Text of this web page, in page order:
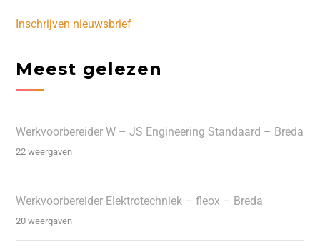
Inschrijven nieuwsbrief
Meest gelezen
Werkvoorbereider W – JS Engineering Standaard – Breda
22 weergaven
Werkvoorbereider Elektrotechniek – fleox – Breda
20 weergaven